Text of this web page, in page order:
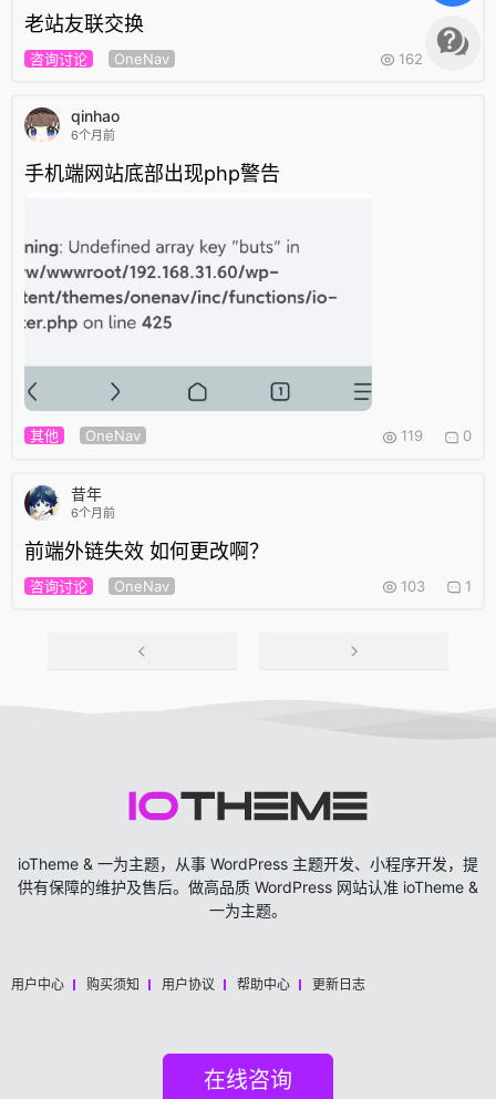
老站友联交换
咨询讨论 OneNav 162 2
qinhao
6个月前
手机端网站底部出现php警告
其他 OneNav 119 0
昔年
6个月前
前端外链失效 如何更改啊？
咨询讨论 OneNav 103 1
ioTheme & 一为主题，从事 WordPress 主题开发、小程序开发，提
供有保障的维护及售后。做高品质 WordPress 网站认准 ioTheme &
一为主题。
用户中心 购买须知 用户协议 帮助中心 更新日志
在线咨询